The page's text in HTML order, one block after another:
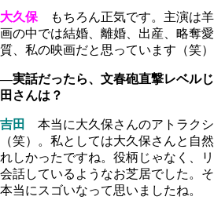
大久保 もちろん正気です。主演は
画の中では結婚、離婚、出産、略奪
質、私の映画だと思っています（笑）
―実話だったら、文春砲直撃レベル
田さんは？
吉田
本当に大久保さんのアトラク
（笑）。私としては大久保さんと自
れしかったですね。役柄じゃなく、
会話しているようなお芝居でした。
本当にスゴいなって思いましたね。